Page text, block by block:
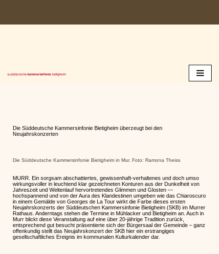
Zum
Die Süddeutsche Kammersinfonie Bietigheim überzeugt bei den
Neujahrskonzerten
Die Süddeutsche Kammersinfonie Bietigheim in Mur. Foto: Ramona Theiss
MURR. Ein sorgsam abschattiertes, gewissenhaft-verhaltenes und doch umso
wirkungsvoller in leuchtend klar gezeichneten Konturen aus der Dunkelheit von
Jahreszeit und Weltenlauf hervortretendes Glimmen und Glosten —
hochspannend und von der Aura des Klandestinen umgeben wie das Chiaroscuro
in einem Gemälde von Georges de La Tour wirkt die Farbe dieses ersten
Neujahrskonzerts der Süddeutschen Kammersinfonie Bietigheim (SKB) im Murrer
Rathaus. Anderntags stehen die Termine in Mühlacker und Bietigheim an. Auch in
Murr blickt diese Veranstaltung auf eine über 20-jährige Tradition zurück,
entsprechend gut besucht präsentierte sich der Bürgersaal der Gemeinde – ganz
offenkundig stellt das Neujahrskonzert der SKB hier ein erstrangiges
gesellschaftliches Ereignis im kommunalen Kulturkalender dar.